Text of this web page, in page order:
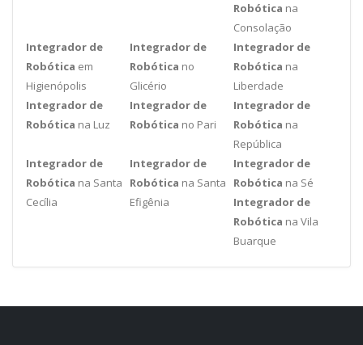
Robótica na
Consolação
Integrador de
Robótica em
Higienópolis
Integrador de
Robótica no
Glicério
Integrador de
Robótica na
Liberdade
Integrador de
Robótica na Luz
Integrador de
Robótica no Pari
Integrador de
Robótica na
República
Integrador de
Robótica na Santa
Cecília
Integrador de
Robótica na Santa
Efigênia
Integrador de
Robótica na Sé
Integrador de
Robótica na Vila
Buarque